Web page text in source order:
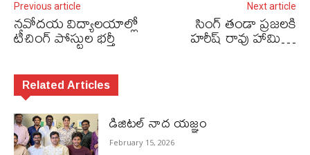
Previous article
నవోదయ విద్యాలయాల్లో
టీచింగ్‌ పోస్టుల భర్తీ
Next article
సింగ్ తండా ప్రజలకి
హరీష్ రావు హామి…
Related Articles
డిజిటల్ నాద యజ్ఞం
February 15, 2026